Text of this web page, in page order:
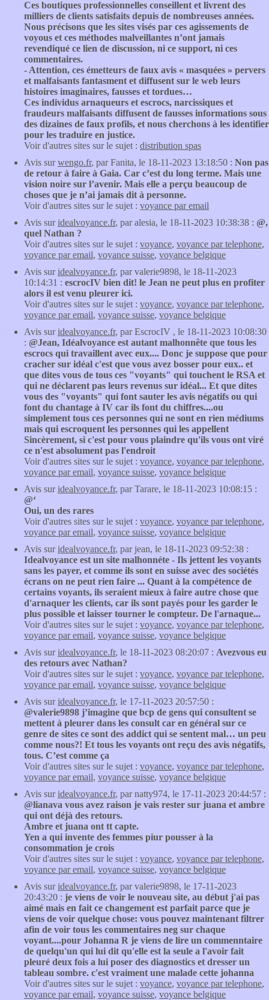
Ces boutiques professionnelles conseillent et livrent des
milliers de clients satisfaits depuis de nombreuses années.
Nous précisons que les sites visés par ces agissements de
voyous et ces méthodes malveillantes n’ont jamais
revendiqué ce lien de discussion, ni ce support, ni ces
commentaires.
- Attention, ces émetteurs de faux avis « masquées » pervers
et malfaisants fantasment et diffusent sur le web leurs
histoires imaginaires, fausses et tordues…
Ces individus arnaqueurs et escrocs, narcissiques et
fraudeurs malfaisants diffusent de fausses informations sous
des dizaines de faux profils, et nous cherchons à les identifier
pour les traduire en justice.
Voir d'autres sites sur le sujet : distribution spas
Avis surwengo.fr, par Fanita, le 18-11-2023 13:18:50 : Non pas
de retour à faire à Gaia. Car c’est du long terme. Mais une
vision noire sur l’avenir. Mais elle a perçu beaucoup de
choses que je n’ai jamais dit à personne.
Voir d'autres sites sur le sujet : voyance par email
Avis suridealvoyance.fr, par alesia, le 18-11-2023 10:38:38 : @,
quel Nathan ?
Voir d'autres sites sur le sujet : voyance, voyance par telephone,
voyance par email, voyance suisse, voyance belgique
Avis suridealvoyance.fr, par valerie9898, le 18-11-2023
10:14:31 : escrocIV bien dit! le Jean ne peut plus en profiter
alors il est venu pleurer ici.
Voir d'autres sites sur le sujet : voyance, voyance par telephone,
voyance par email, voyance suisse, voyance belgique
Avis suridealvoyance.fr, par EscrocIV , le 18-11-2023 10:08:30
: @Jean, Idéalvoyance est autant malhonnête que tous les
escrocs qui travaillent avec eux.... Donc je suppose que pour
cracher sur idéal c'est que vous avez bosser pour eux.. et
que dites vous de tous ces "voyants" qui touchent le RSA et
qui ne déclarent pas leurs revenus sur idéal... Et que dites
vous des "voyants" qui font sauter les avis négatifs ou qui
font du chantage à IV car ils font du chiffres....ou
simplement tous ces personnes qui ne sont en rien médiums
mais qui escroquent les personnes qui les appellent
Sincèrement, si c'est pour vous plaindre qu'ils vous ont viré
ce n'est absolument pas l'endroit
Voir d'autres sites sur le sujet : voyance, voyance par telephone,
voyance par email, voyance suisse, voyance belgique
Avis suridealvoyance.fr, par Tarare, le 18-11-2023 10:08:15 :
@‘
Oui, un des rares
Voir d'autres sites sur le sujet : voyance, voyance par telephone,
voyance par email, voyance suisse, voyance belgique
Avis suridealvoyance.fr, par jean, le 18-11-2023 09:52:38 :
Idealvoyance est un site malhonnéte - Ils jettent les voyants
sans les payer, et comme ils sont en suisse avec des sociétés
écrans on ne peut rien faire ... Quant à la compétence de
certains voyants, ils seraient mieux à faire autre chose que
d'arnaquer les clients, car ils sont payés pour les garder le
plus possible et laisser tourner le compteur. De l'arnaque...
Voir d'autres sites sur le sujet : voyance, voyance par telephone,
voyance par email, voyance suisse, voyance belgique
Avis suridealvoyance.fr, le 18-11-2023 08:20:07 : Avezvous eu
des retours avec Nathan?
Voir d'autres sites sur le sujet : voyance, voyance par telephone,
voyance par email, voyance suisse, voyance belgique
Avis suridealvoyance.fr, le 17-11-2023 20:57:50 :
@valerie9898 j’imagine que bcp de gens qui consultent se
mettent à pleurer dans les consult car en général sur ce
genre de sites ce sont des addict qui se sentent mal… un peu
comme nous?! Et tous les voyants ont reçu des avis négatifs,
tous. C’est comme ça
Voir d'autres sites sur le sujet : voyance, voyance par telephone,
voyance par email, voyance suisse, voyance belgique
Avis suridealvoyance.fr, par natty974, le 17-11-2023 20:44:57 :
@lianava vous avez raison je vais rester sur juana et ambre
qui ont déjà des retours.
Ambre et juana ont tt capte.
Yen a qui invente des femmes piur pousser à la
consommation je crois
Voir d'autres sites sur le sujet : voyance, voyance par telephone,
voyance par email, voyance suisse, voyance belgique
Avis suridealvoyance.fr, par valerie9898, le 17-11-2023
20:43:20 : je viens de voir le nouveau site, au début j'ai pas
aimé mais en fait ce changement est parfait parce que je
viens de voir quelque chose: vous pouvez maintenant filtrer
afin de voir tous les commentaires neg sur chaque
voyant....pour Johanna R je viens de lire un commenntaire
de quelqu'un qui lui dit qu'elle est la seule a l'avoir fait
pleuré deux fois a lui poser des diagnostics et dresser un
tableau sombre. c'est vraiment une malade cette johanna
Voir d'autres sites sur le sujet : voyance, voyance par telephone,
voyance par email, voyance suisse, voyance belgique